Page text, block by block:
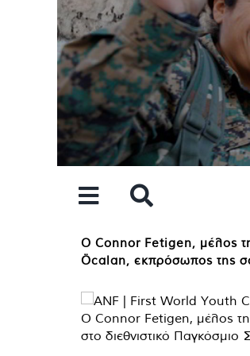
Ο Connor Fetigen, μέλος
Öcalan, εκπρόσωπος της
Ο Connor Fetigen, μέλος
στο διεθνιστικό